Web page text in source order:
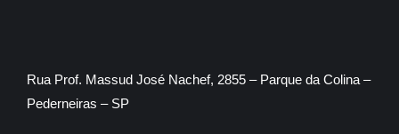
Rua Prof. Massud José Nachef, 2855 – Parque da Colina –
Pederneiras – SP